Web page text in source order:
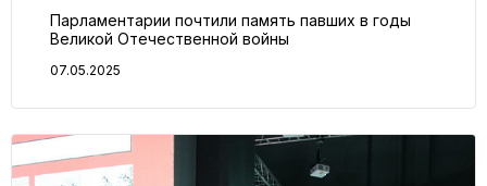
Парламентарии почтили память павших в годы
Великой Отечественной войны
07.05.2025